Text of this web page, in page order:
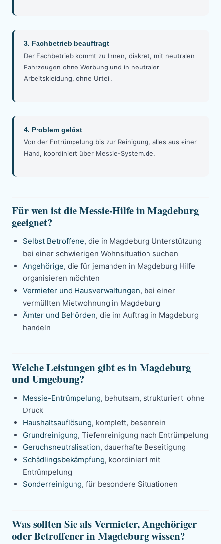
3. Fachbetrieb beauftragt
Der Fachbetrieb kommt zu Ihnen, diskret, mit neutralen
Fahrzeugen ohne Werbung und in neutraler
Arbeitskleidung, ohne Urteil.
4. Problem gelöst
Von der Entrümpelung bis zur Reinigung, alles aus einer
Hand, koordiniert über Messie-System.de.
Für wen ist die Messie-Hilfe in Magdeburg
geeignet?
Selbst Betroffene, die in Magdeburg Unterstützung
bei einer schwierigen Wohnsituation suchen
Angehörige, die für jemanden in Magdeburg Hilfe
organisieren möchten
Vermieter und Hausverwaltungen, bei einer
vermüllten Mietwohnung in Magdeburg
Ämter und Behörden, die im Auftrag in Magdeburg
handeln
Welche Leistungen gibt es in Magdeburg
und Umgebung?
Messie-Entrümpelung, behutsam, strukturiert, ohne
Druck
Haushaltsauflösung, komplett, besenrein
Grundreinigung, Tiefenreinigung nach Entrümpelung
Geruchsneutralisation, dauerhafte Beseitigung
Schädlingsbekämpfung, koordiniert mit
Entrümpelung
Sonderreinigung, für besondere Situationen
Was sollten Sie als Vermieter, Angehöriger
oder Betroffener in Magdeburg wissen?